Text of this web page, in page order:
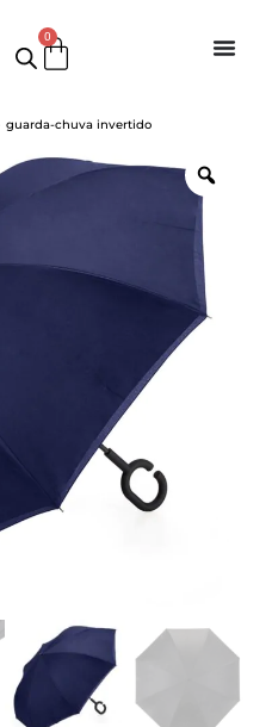
0
guarda-chuva invertido